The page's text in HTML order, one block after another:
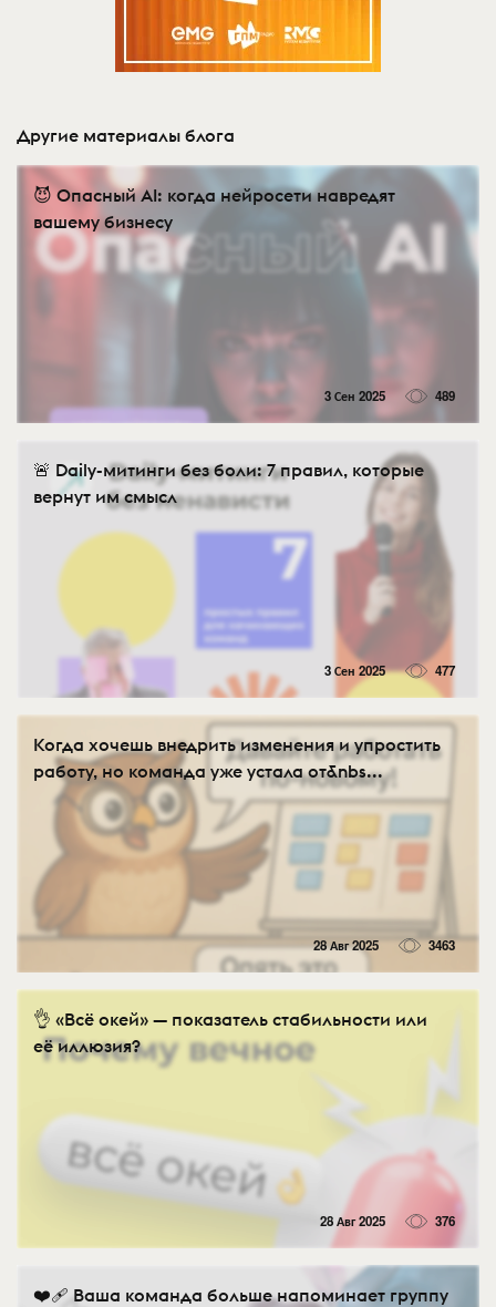
Другие материалы блога
😈 Опасный AI: когда нейросети навредят
вашему бизнесу
3 Сен 2025 489
🚨 Daily-митинги без боли: 7 правил, которые
вернут им смысл
3 Сен 2025 477
Когда хочешь внедрить изменения и упростить
работу, но команда уже устала от&nbs...
28 Авг 2025 3463
👌 «Всё окей» — показатель стабильности или
её иллюзия?
28 Авг 2025 376
❤️‍🩹 Ваша команда больше напоминает группу